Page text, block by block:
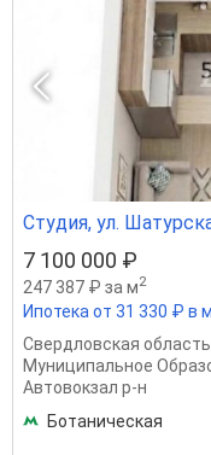
Студия, ул.
7 100 000 ₽
247 387 ₽ за м2
Ипотека от 31 330 ₽ в
Свердловская область
Муниципальное
Автовокзал р-н
Ботаническая